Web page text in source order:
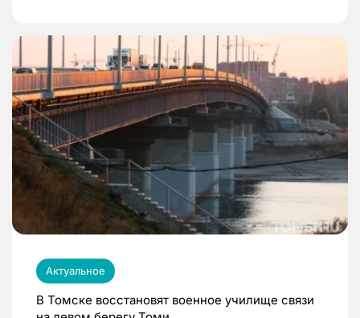
Актуальное
В Томске восстановят военное училище связи